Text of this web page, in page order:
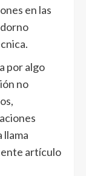
en las
por algo
no
llama
artículo